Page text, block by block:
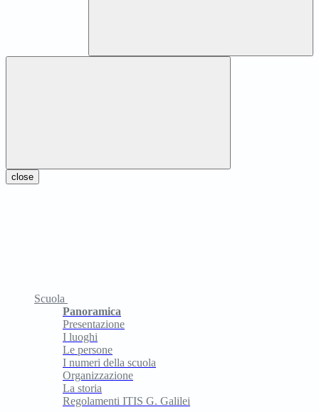
close
Scuola
Panoramica
Presentazione
I luoghi
Le persone
I numeri della scuola
Organizzazione
La storia
Regolamenti ITIS G. Galilei